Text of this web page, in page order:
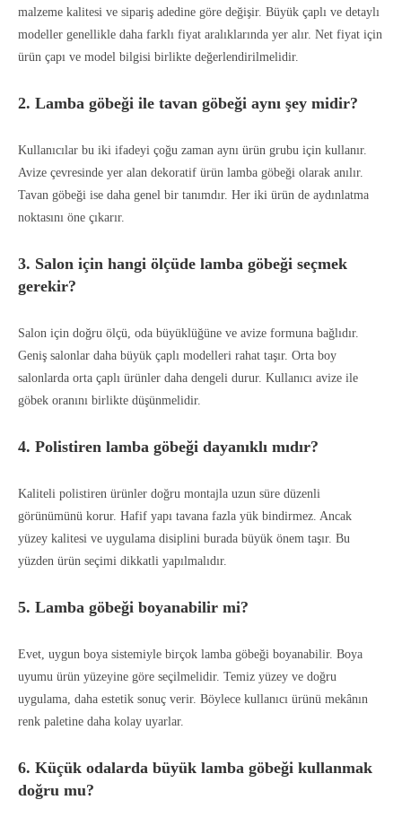
malzeme kalitesi ve sipariş adedine göre değişir. Büyük çaplı ve detaylı
modeller genellikle daha farklı fiyat aralıklarında yer alır. Net fiyat için
ürün çapı ve model bilgisi birlikte değerlendirilmelidir.
2. Lamba göbeği ile tavan göbeği aynı şey midir?
Kullanıcılar bu iki ifadeyi çoğu zaman aynı ürün grubu için kullanır.
Avize çevresinde yer alan dekoratif ürün lamba göbeği olarak anılır.
Tavan göbeği ise daha genel bir tanımdır. Her iki ürün de aydınlatma
noktasını öne çıkarır.
3. Salon için hangi ölçüde lamba göbeği seçmek
gerekir?
Salon için doğru ölçü, oda büyüklüğüne ve avize formuna bağlıdır.
Geniş salonlar daha büyük çaplı modelleri rahat taşır. Orta boy
salonlarda orta çaplı ürünler daha dengeli durur. Kullanıcı avize ile
göbek oranını birlikte düşünmelidir.
4. Polistiren lamba göbeği dayanıklı mıdır?
Kaliteli polistiren ürünler doğru montajla uzun süre düzenli
görünümünü korur. Hafif yapı tavana fazla yük bindirmez. Ancak
yüzey kalitesi ve uygulama disiplini burada büyük önem taşır. Bu
yüzden ürün seçimi dikkatli yapılmalıdır.
5. Lamba göbeği boyanabilir mi?
Evet, uygun boya sistemiyle birçok lamba göbeği boyanabilir. Boya
uyumu ürün yüzeyine göre seçilmelidir. Temiz yüzey ve doğru
uygulama, daha estetik sonuç verir. Böylece kullanıcı ürünü mekânın
renk paletine daha kolay uyarlar.
6. Küçük odalarda büyük lamba göbeği kullanmak
doğru mu?